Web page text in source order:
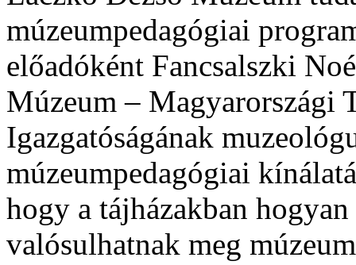
múzeumpedagógiai
előadóként Fancsalszki
Múzeum – Magyarországi
Igazgatóságának
múzeumpedagógiai
hogy a tájházakban
valósulhatnak meg